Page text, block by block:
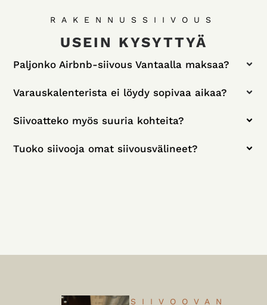
RAKENNUSSIIVOUS
USEIN KYSYTTYÄ
Paljonko Airbnb-siivous Vantaalla maksaa?
Varauskalenterista ei löydy sopivaa aikaa?
Siivoatteko myös suuria kohteita?
Tuoko siivooja omat siivousvälineet?
SIIVOOVAN